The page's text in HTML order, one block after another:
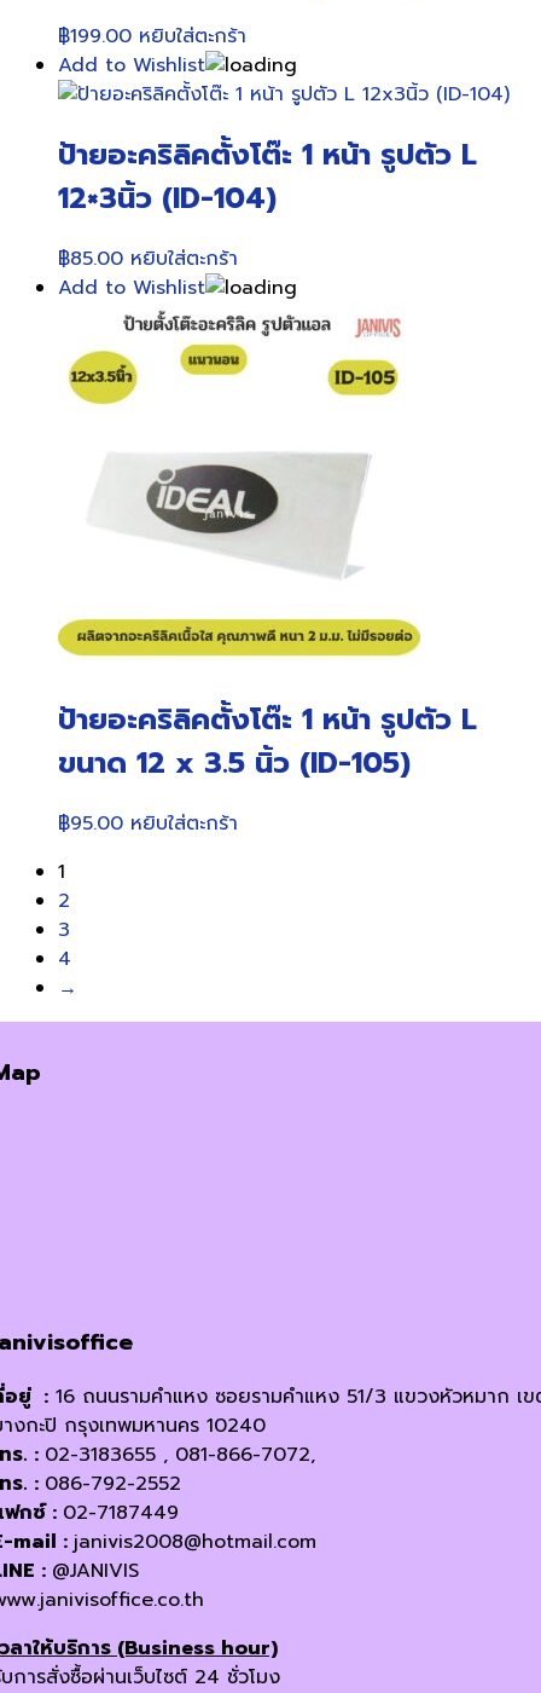
฿199.00 หยิบใส่ตะกร้า
Add to Wishlist
ป้ายอะคริลิคตั้งโต๊ะ 1 หน้า รูปตัว L
12×3นิ้ว (ID-104)
฿85.00 หยิบใส่ตะกร้า
Add to Wishlist
ป้ายอะคริลิคตั้งโต๊ะ 1 หน้า รูปตัว L
ขนาด 12 x 3.5 นิ้ว (ID-105)
฿95.00 หยิบใส่ตะกร้า
1
2
3
4
→
อยู่ : 16 ถนนรามคำแหง ซอยรามคำแหง 51/3 แขวงหัวหมาก เ
งกะปิ กรุงเทพมหานคร 10240
ร. : 02-3183655 , 081-866-7072,
ร. : 086-792-2552
กซ์ : 02-7187449
mail : janivis2008@hotmail.com
: @JANIVIS
ลาให้บริการ (Business hour)
การสั่งซื้อผ่านเว็บไซต์ 24 ชั่วโมง